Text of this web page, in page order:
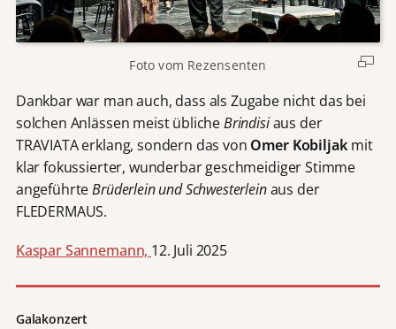
Foto vom Rezensenten
Dankbar war man auch, dass als Zugabe nicht das bei
solchen Anlässen meist üblicheBrindisiaus der
TRAVIATA erklang, sondern das von Omer Kobiljakmit
klar fokussierter, wunderbar geschmeidiger Stimme
angeführteBrüderlein und Schwesterleinaus der
FLEDERMAUS.
Kaspar Sannemann, 12. Juli 2025
Galakonzert